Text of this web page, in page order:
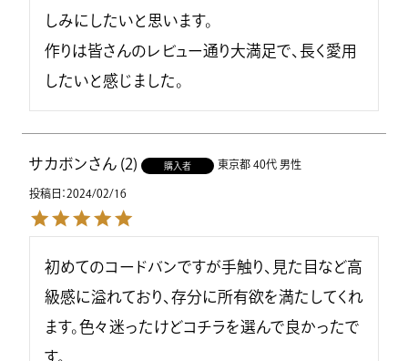
しみにしたいと思います。
作りは皆さんのレビュー通り大満足で、長く愛用
したいと感じました。
サカボン 2 購入者 東京都 40代 男性
投稿日 2024/02/16
初めてのコードバンですが手触り、見た目など高
級感に溢れており、存分に所有欲を満たしてくれ
ます。色々迷ったけどコチラを選んで良かったで
す。